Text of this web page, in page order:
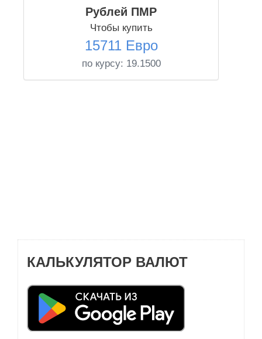
Рублей ПМР
Чтобы купить
15711 Евро
по курсу: 19.1500
КАЛЬКУЛЯТОР ВАЛЮТ